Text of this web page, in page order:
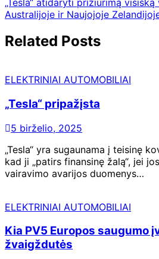
„Tesla“ atidaryti prižiūrimą visišką
Australijoje ir Naujojoje
Related Posts
ELEKTRINIAI AUTOMOBILIAI
„Tesla“ pripažįsta
5 birželio, 2025
„Tesla“ yra sugaunama į teisinę
kad ji „patirs finansinę žalą“, jei
vairavimo avarijos duomenys…
ELEKTRINIAI AUTOMOBILIAI
Kia PV5 Europos saugumo
žvaigždutės